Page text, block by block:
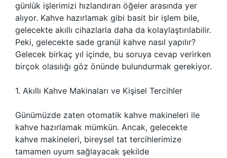
günlük işlerimizi hızlandıran öğeler arasında yer
alıyor. Kahve hazırlamak gibi basit bir işlem bile,
gelecekte akıllı cihazlarla daha da kolaylaştırılabilir.
Peki, gelecekte sade granül kahve nasıl yapılır?
Gelecek birkaç yıl içinde, bu soruya cevap verirken
birçok olasılığı göz önünde bulundurmak gerekiyor.
1. Akıllı Kahve Makinaları ve Kişisel Tercihler
Günümüzde zaten otomatik kahve makineleri ile
kahve hazırlamak mümkün. Ancak, gelecekte
kahve makineleri, bireysel tat tercihlerimize
tamamen uyum sağlayacak şekilde